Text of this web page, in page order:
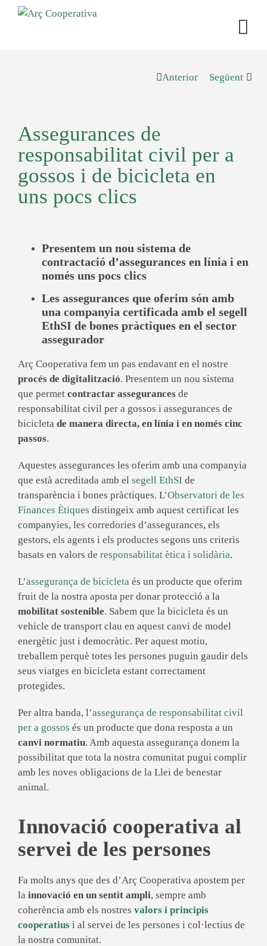
Anterior Següent
Assegurances de
responsabilitat civil per a
gossos i de bicicleta en
uns pocs clics
Presentem un nou sistema de
contractació d’assegurances en línia i en
només uns pocs clics
Les assegurances que oferim són amb
una companyia certificada amb el segell
EthSI de bones pràctiques en el sector
assegurador
Arç Cooperativa fem un pas endavant en el nostre
procés de digitalització. Presentem un nou sistema
que permet contractar assegurances de
responsabilitat civil per a gossos i assegurances de
bicicleta de manera directa, en línia i en només cinc
passos.
Aquestes assegurances les oferim amb una companyia
que està acreditada amb el segell EthSI de
transparència i bones pràctiques. L’Observatori de les
Finances Ètiques distingeix amb aquest certificat les
companyies, les corredories d’assegurances, els
gestors, els agents i els productes segons uns criteris
basats en valors de responsabilitat ètica i solidària.
L’assegurança de bicicleta és un producte que oferim
fruit de la nostra aposta per donar protecció a la
mobilitat sostenible. Sabem que la bicicleta és un
vehicle de transport clau en aquest canvi de model
energètic just i democràtic. Per aquest motiu,
treballem perquè totes les persones puguin gaudir dels
seus viatges en bicicleta estant correctament
protegides.
Per altra banda, l’assegurança de responsabilitat civil
per a gossos és un producte que dona resposta a un
canvi normatiu. Amb aquesta assegurança donem la
possibilitat que tota la nostra comunitat pugui complir
amb les noves obligacions de la Llei de benestar
animal.
Innovació cooperativa al
servei de les persones
Fa molts anys que des d’Arç Cooperativa apostem per
la innovació en un sentit ampli, sempre amb
coherència amb els nostres valors i principis
cooperatius i al servei de les persones i col·lectius de
la nostra comunitat.